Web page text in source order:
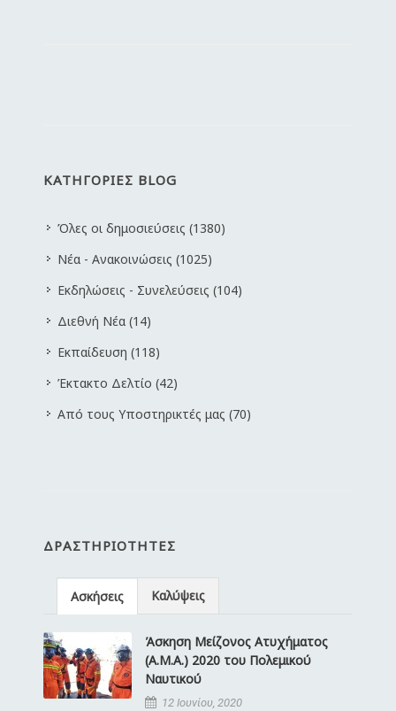
ΚΑΤΗΓΟΡΙΕΣ BLOG
Όλες οι δημοσιεύσεις (1380)
Νέα - Ανακοινώσεις (1025)
Εκδηλώσεις - Συνελεύσεις (104)
Διεθνή Νέα (14)
Εκπαίδευση (118)
Έκτακτο Δελτίο (42)
Από τους Υποστηρικτές μας (70)
ΔΡΑΣΤΗΡΙΌΤΗΤΕΣ
Ασκήσεις Καλύψεις
Άσκηση Μείζονος Ατυχήματος
(Α.Μ.Α.) 2020 του Πολεμικού
Ναυτικού
12 Ιουνίου, 2020